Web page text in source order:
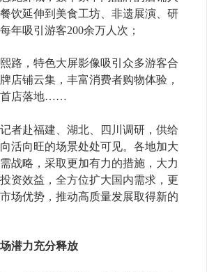
饮延伸到美食工坊、非遗展演、研
年吸引游客200余万人次；
，特色大屏影像吸引众多游客合
店铺云集，丰富消费者购物体验，
首店落地……
赴福建、湖北、四川调研，供给
活向旺的场景处处可见。各地加大
战略，采取更加有力的措施，大力
资效益，全方位扩大国内需求，更
场优势，推动高质量发展取得新的
潜力充分释放